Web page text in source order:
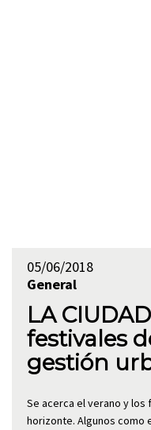
05/06/2018
General
LA
festivales
gestión
Se acerca el verano y los
horizonte. Algunos como